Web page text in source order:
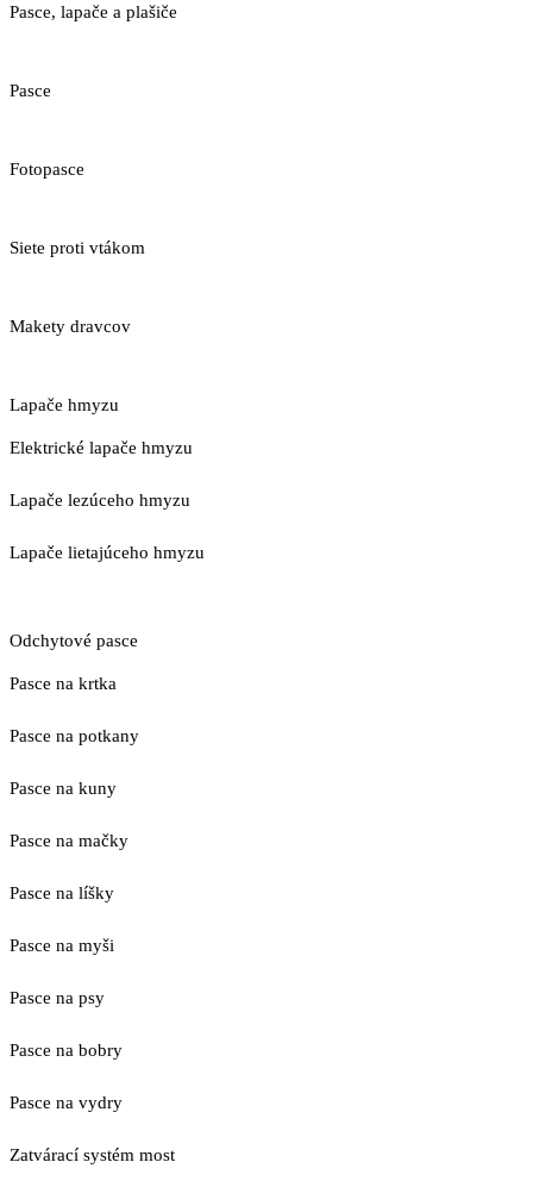
Pasce, lapače a plašiče
Pasce
Fotopasce
Siete proti vtákom
Makety dravcov
Lapače hmyzu
Elektrické lapače hmyzu
Lapače lezúceho hmyzu
Lapače lietajúceho hmyzu
Odchytové pasce
Pasce na krtka
Pasce na potkany
Pasce na kuny
Pasce na mačky
Pasce na líšky
Pasce na myši
Pasce na psy
Pasce na bobry
Pasce na vydry
Zatvárací systém most